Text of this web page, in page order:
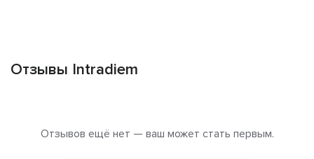
Отзывы Intradiem
Отзывов ещё нет — ваш может стать первым.